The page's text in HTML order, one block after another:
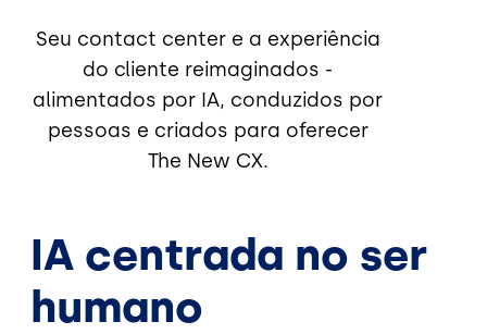
Seu contact center e a experiência
do cliente reimaginados -
alimentados por IA, conduzidos por
pessoas e criados para oferecer
The New CX.
IA centrada no ser
humano